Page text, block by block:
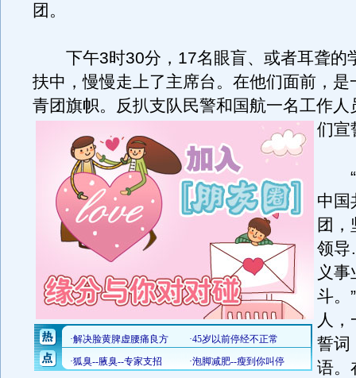
团。
下午3时30分，17名眼盲、或者耳聋的
扶中，慢慢走上了主席台。在他们面前，是
青团旗帜。反扒支队民警和国航一名工作人
们宣
“
中国
团
领
义
斗。
人
誓词
语。